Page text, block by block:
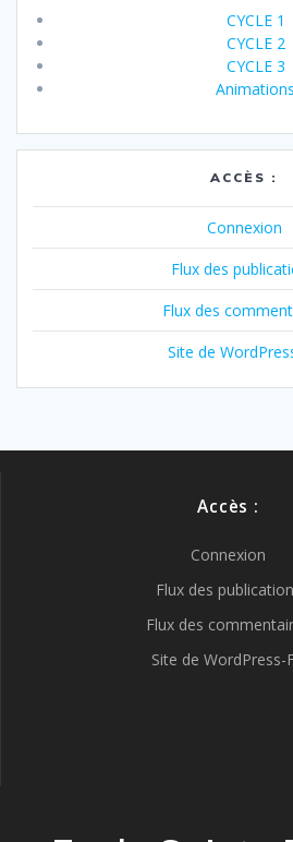
CYCLE 1
CYCLE 2
CYCLE 3
Animations
ACCÈS :
Connexion
Flux des
Flux des
Site de
Accès :
Connexion
Flux des
Flux des
Site de WordPress-